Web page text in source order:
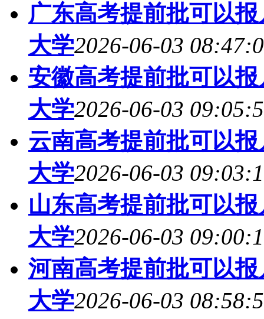
广东高考提前批可以
大学2026-06-03
安徽高考提前批可以
大学2026-06-03
云南高考提前批可以
大学2026-06-03
山东高考提前批可以
大学2026-06-03
河南高考提前批可以
大学2026-06-03